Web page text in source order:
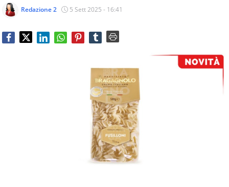
dei
consumi
Redazione 2 5 Sett 2025 - 16:41